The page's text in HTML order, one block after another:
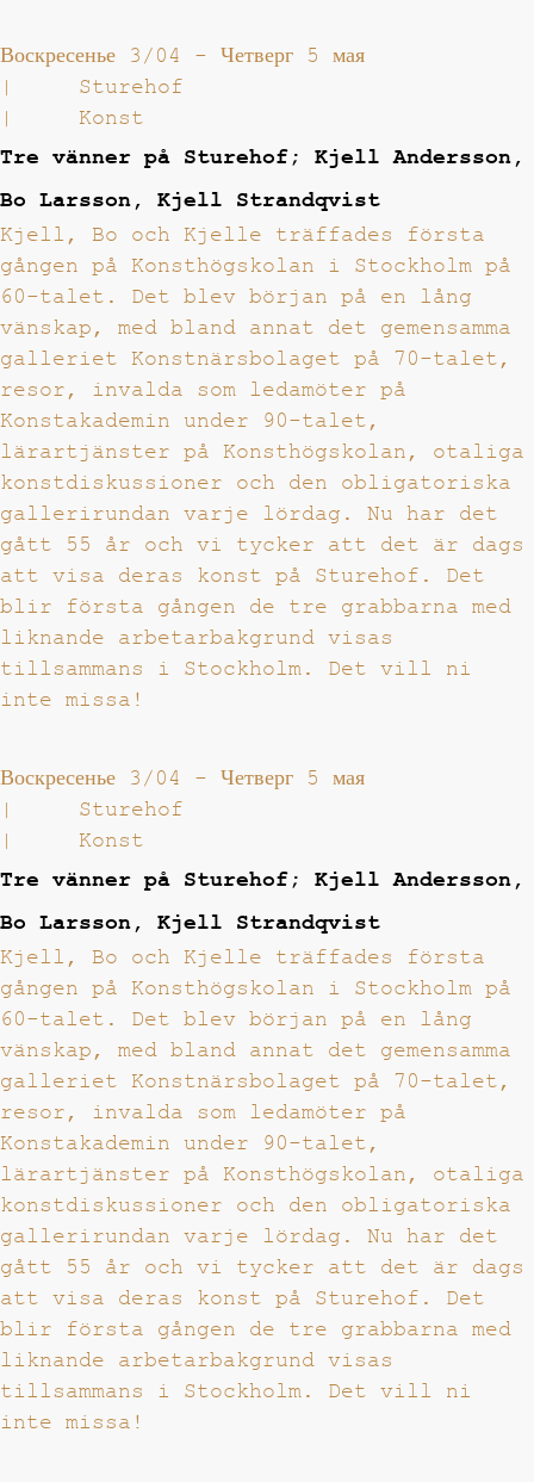
Воскресенье 3/04 - Четверг 5 мая
|
Sturehof
|
Konst
Tre vänner på Sturehof; Kjell Andersson,
Bo Larsson, Kjell Strandqvist
Kjell, Bo och Kjelle träffades första
gången på Konsthögskolan i Stockholm på
60-talet. Det blev början på en lång
vänskap, med bland annat det gemensamma
galleriet Konstnärsbolaget på 70-talet,
resor, invalda som ledamöter på
Konstakademin under 90-talet,
lärartjänster på Konsthögskolan, otaliga
konstdiskussioner och den obligatoriska
gallerirundan varje lördag. Nu har det
gått 55 år och vi tycker att det är dags
att visa deras konst på Sturehof. Det
blir första gången de tre grabbarna med
liknande arbetarbakgrund visas
tillsammans i Stockholm. Det vill ni
inte missa!
Воскресенье 3/04 - Четверг 5 мая
|
Sturehof
|
Konst
Tre vänner på Sturehof; Kjell Andersson,
Bo Larsson, Kjell Strandqvist
Kjell, Bo och Kjelle träffades första
gången på Konsthögskolan i Stockholm på
60-talet. Det blev början på en lång
vänskap, med bland annat det gemensamma
galleriet Konstnärsbolaget på 70-talet,
resor, invalda som ledamöter på
Konstakademin under 90-talet,
lärartjänster på Konsthögskolan, otaliga
konstdiskussioner och den obligatoriska
gallerirundan varje lördag. Nu har det
gått 55 år och vi tycker att det är dags
att visa deras konst på Sturehof. Det
blir första gången de tre grabbarna med
liknande arbetarbakgrund visas
tillsammans i Stockholm. Det vill ni
inte missa!